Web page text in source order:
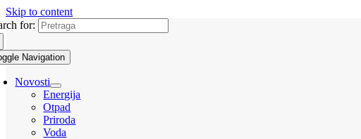
Skip to content
for:
Navigation
Novosti
Energija
Otpad
Priroda
Voda